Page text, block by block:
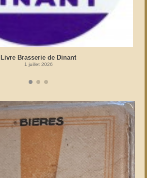
Livre Brasserie de Dinant
1 juillet 2026